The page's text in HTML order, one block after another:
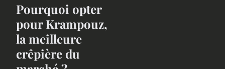
Pourquoi opter
pour Krampouz,
la meilleure
crêpière du